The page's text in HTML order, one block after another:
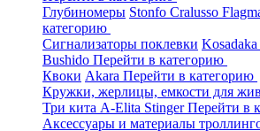
Глубиномеры Stonfo Cralusso
категорию
Сигнализаторы поклевки Kosadaka
Bushido Перейти в категорию
Квоки Akara Перейти в категорию
Кружки, жерлицы, емкости для
Три кита A-Elita StingerПерейти в
Аксессуары и материалы